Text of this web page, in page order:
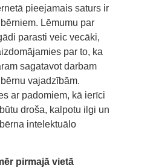
pieejamais saturs ir
Lēmumu par
parasti veic vecāki,
par to, ka
sagatavot darbam
vajadzībām.
ar padomiem, kā ierīci
droša, kalpotu ilgi un
intelektuālo
pirmajā vietā